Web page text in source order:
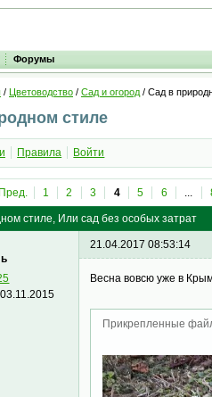
Форумы
/ Цветоводство / Сад и огород / Сад в
стиле
Правила Войти
Пред. 1 2 3 4 5 6 ...
стиле, Или сад без особых затрат
03.11.2015
21.04.2017 08:53:14
Весна вовсю уже в
Прикрепленные